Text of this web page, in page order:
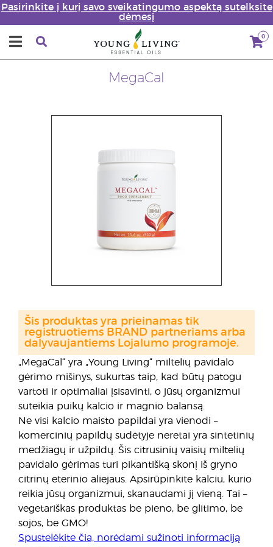
Pasirinkite į kurį savo sveikatingumo aspektą sutelksite
dėmesį
0
MegaCal
„MegaCal“ yra „Young Living“ miltelių pavidalo
gėrimo mišinys, sukurtas taip, kad būtų patogu
vartoti ir optimaliai įsisavinti, o jūsų organizmui
suteikia puikų kalcio ir magnio balansą.
Ne visi kalcio maisto papildai yra vienodi –
komercinių papildų sudėtyje neretai yra sintetinių
medžiagų ir užpildų. Šis citrusinių vaisių miltelių
pavidalo gėrimas turi pikantišką skonį iš gryno
citrinų eterinio aliejaus. Apsirūpinkite kalciu, kurio
reikia jūsų organizmui, skanaudami jį vieną. Tai –
vegetariškas produktas be pieno, be glitimo, be
sojos, be GMO!
Spustelėkite čia, norėdami sužinoti informaciją
Šis produktas yra prieinamas tik
registruotiems BRAND partneriams arba
dalyvaujantiems Lojalumo programoje.